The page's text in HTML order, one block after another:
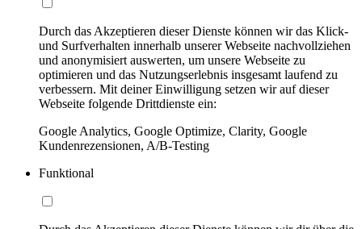
Durch das Akzeptieren dieser Dienste können wir das Klick-
und Surfverhalten innerhalb unserer Webseite nachvollziehen
und anonymisiert auswerten, um unsere Webseite zu
optimieren und das Nutzungserlebnis insgesamt laufend zu
verbessern. Mit deiner Einwilligung setzen wir auf dieser
Webseite folgende Drittdienste ein:
Google Analytics, Google Optimize, Clarity, Google
Kundenrezensionen, A/B-Testing
Funktional